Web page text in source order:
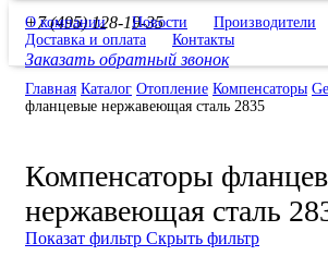
+7 (495) 128-19-35
Заказать обратный звонок
О компании Новости
Производители
Доставка и оплата
Контакты
Главная Каталог Отопление Компенсаторы
фланцевые нержавеющая сталь 2835
Компенсаторы
нержавеющая сталь
Показат фильтр Скрыть фильтр